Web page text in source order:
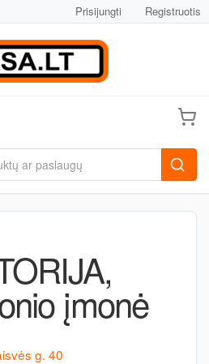
Prisijungti Registruotis
įmonė
g. 40